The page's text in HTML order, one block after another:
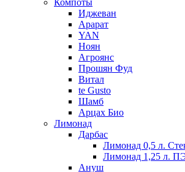
Компоты
Иджеван
Арарат
YAN
Ноян
Агроянс
Прошян Фуд
Витал
te Gusto
Шамб
Арцах Био
Лимонад
Дарбас
Лимонад 0,5 л.
Лимонад 1,25 л.
Ануш